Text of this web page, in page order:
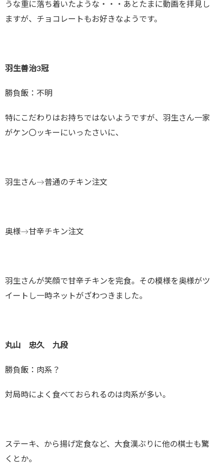
うな重に落ち着いたような・・・あとたまに動画を拝見し
ますが、チョコレートもお好きなようです。
羽生善治3冠
勝負飯：不明
特にこだわりはお持ちではないようですが、羽生さん一家
がケン〇ッキーにいったさいに、
羽生さん→普通のチキン注文
奥様→甘辛チキン注文
羽生さんが笑顔で甘辛チキンを完食。その模様を奥様がツ
イートし一時ネットがざわつきました。
丸山 忠久 九段
勝負飯：肉系？
対局時によく食べておられるのは肉系が多い。
ステーキ、から揚げ定食など、大食漢ぶりに他の棋士も驚
くとか。